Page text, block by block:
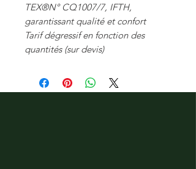
TEX®N° CQ1007/7, IFTH,
garantissant qualité et confort
Tarif dégressif en fonction des
quantités (sur devis)